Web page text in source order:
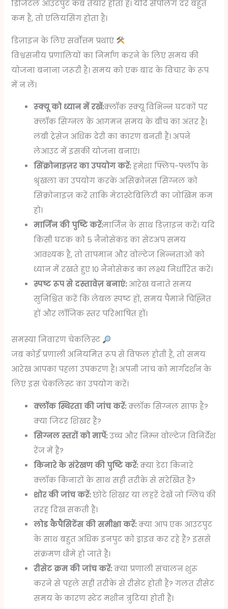
डिजिटल आउटपुट कब तैयार होता है। यदि सैंपलिंग दर बहुत
कम है, तो एलियसिंग होता है।
डिज़ाइन के लिए सर्वोत्तम प्रथाएं
विश्वसनीय प्रणालियों का निर्माण करने के लिए समय की
योजना बनाना जरूरी है। समय को एक बाद के विचार के रूप
में न लें।
स्क्यू को ध्यान में रखें:क्लॉक स्क्यू विभिन्न घटकों पर
क्लॉक सिग्नल के आगमन समय के बीच का अंतर है।
लंबी ट्रेसेज अधिक देरी का कारण बनती हैं। अपने
लेआउट में इसकी योजना बनाएं।
सिंक्रोनाइज़र का उपयोग करें:हमेशा फ्लिप-फ्लॉप के
श्रृंखला का उपयोग करके असिंक्रोनस सिग्नल को
सिंक्रोनाइज़ करें ताकि मेटास्टेबिलिटी का जोखिम कम
हो।
मार्जिन की पुष्टि करें:मार्जिन के साथ डिज़ाइन करें। यदि
किसी घटक को 5 नैनोसेकंड का सेटअप समय
आवश्यक है, तो तापमान और वोल्टेज भिन्नताओं को
ध्यान में रखते हुए 10 नैनोसेकंड का लक्ष्य निर्धारित करें।
स्पष्ट रूप से दस्तावेज़ बनाएं:आरेख बनाते समय
सुनिश्चित करें कि लेबल स्पष्ट हों, समय पैमाने चिह्नित
हों और लॉजिक स्तर परिभाषित हों।
समस्या निवारण चेकलिस्ट
जब कोई प्रणाली अनियमित रूप से विफल होती है, तो समय
आरेख आपका पहला उपकरण है। अपनी जांच को मार्गदर्शन के
लिए इस चेकलिस्ट का उपयोग करें।
क्लॉक स्थिरता की जांच करें:क्लॉक सिग्नल साफ है?
क्या जिटर शिखर हैं?
सिग्नल स्तरों को मापें:उच्च और निम्न वोल्टेज विनिर्देश
रेंज में हैं?
किनारे के संरेखण की पुष्टि करें:क्या डेटा किनारे
क्लॉक किनारों के साथ सही तरीके से संरेखित हैं?
शोर की जांच करें:छोटे शिखर या लहरें देखें जो ग्लिच की
तरह दिख सकती हैं।
लोड कैपैसिटेंस की समीक्षा करें:क्या आप एक आउटपुट
के साथ बहुत अधिक इनपुट को ड्राइव कर रहे हैं? इससे
संक्रमण धीमे हो जाते हैं।
रीसेट क्रम की जांच करें:क्या प्रणाली संचालन शुरू
करने से पहले सही तरीके से रीसेट होती है? गलत रीसेट
समय के कारण स्टेट मशीन त्रुटियां होती हैं।